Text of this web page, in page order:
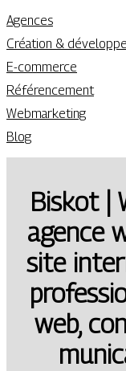
Agences
Création &
E-commerce
Référencement
Webmarketing
Blog
Biskot |
agence
site
web,